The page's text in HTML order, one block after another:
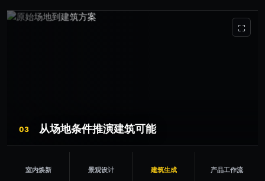
03 从场地条件推演建筑可能
⛶
室内焕新 景观设计 建筑生成 产品工作流